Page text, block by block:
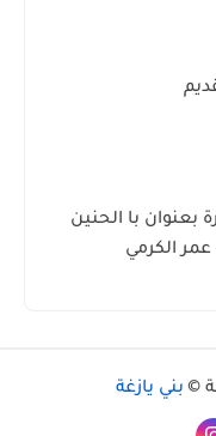
بعنوان با الحنين
الكرمي
© بني يازغة